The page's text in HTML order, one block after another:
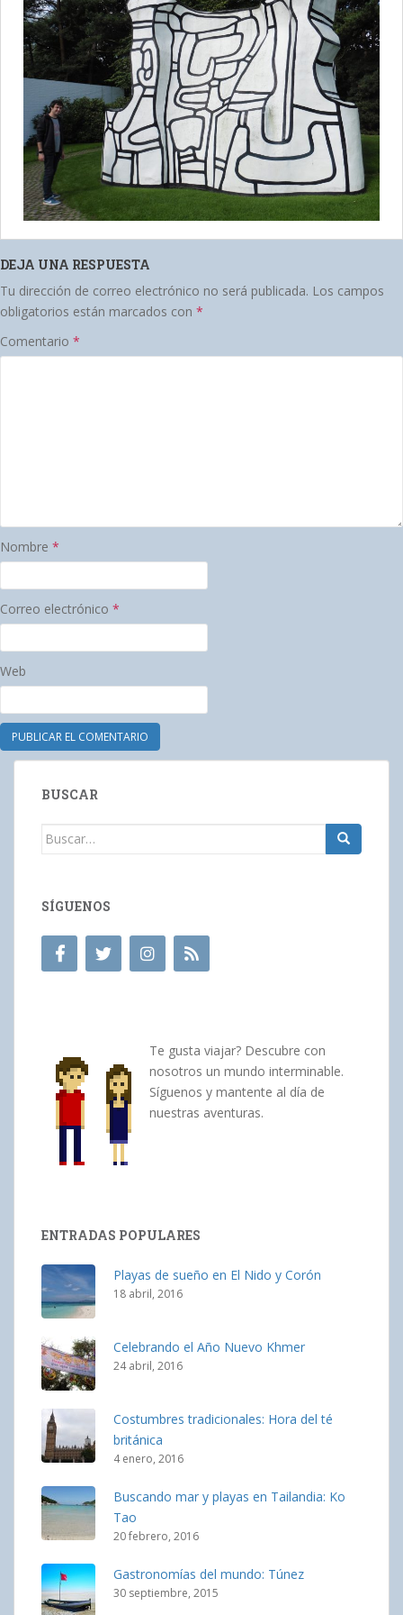
DEJA UNA RESPUESTA
Tu dirección de correo electrónico no será publicada. Los campos
obligatorios están marcados con *
Comentario *
Nombre *
Correo electrónico *
Web
BUSCAR
Buscar:
SÍGUENOS
Te gusta viajar? Descubre con
nosotros un mundo interminable.
Síguenos y mantente al día de
nuestras aventuras.
ENTRADAS POPULARES
Playas de sueño en El Nido y Corón
18 abril, 2016
Celebrando el Año Nuevo Khmer
24 abril, 2016
Costumbres tradicionales: Hora del té
británica
4 enero, 2016
Buscando mar y playas en Tailandia: Ko
Tao
20 febrero, 2016
Gastronomías del mundo: Túnez
30 septiembre, 2015